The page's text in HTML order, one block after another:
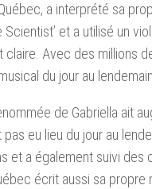
a interprété sa
Scientist’ et a utilisé un
Avec des millions
du jour au
de Gabriella ait
eu lieu du jour au
et a également suivi des
écrit aussi sa propre